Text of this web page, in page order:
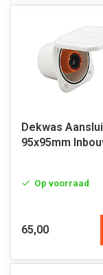
Dekwas
95x95mm
Op voorraad
65,00